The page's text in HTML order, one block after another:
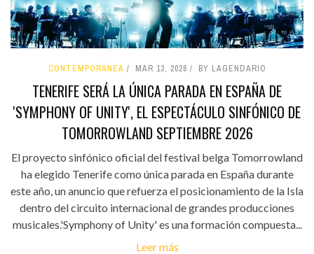
CONTEMPORÁNEA MAR 13, 2026 BY LAGENDARIO
TENERIFE SERÁ LA ÚNICA PARADA EN ESPAÑA DE
'SYMPHONY OF UNITY', EL ESPECTÁCULO SINFÓNICO DE
TOMORROWLAND SEPTIEMBRE 2026
El proyecto sinfónico oficial del festival belga Tomorrowland
ha elegido Tenerife como única parada en España durante
este año, un anuncio que refuerza el posicionamiento de la Isla
dentro del circuito internacional de grandes producciones
musicales.'Symphony of Unity' es una formación compuesta...
Leer más